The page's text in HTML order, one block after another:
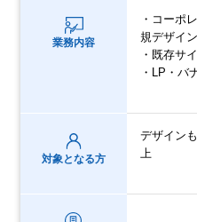
業務内容
・コーポ
規デザイ
・既存サ
・LP・バ
対象となる方
デザイン
上